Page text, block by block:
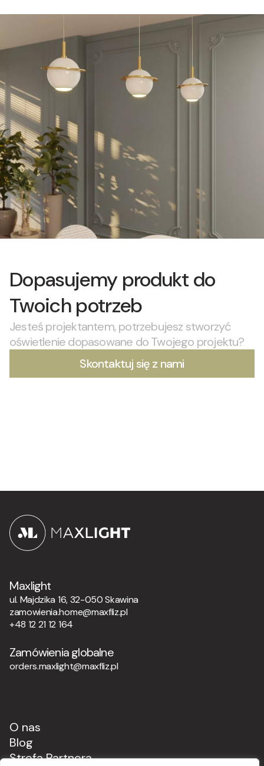
Dopasujemy produkt do
Twoich potrzeb
Jesteś projektantem, potrzebujesz stworzyć
oświetlenie dopasowane do Twojego projektu?
Skontaktuj się z nami
Maxlight
ul. Majdzika 16, 32-050 Skawina
zamowienia.home@maxfliz.pl
+48 12 21 12 164
Zamówienia globalne
orders.maxlight@maxfliz.pl
O nas
Blog
Strefa Partnera